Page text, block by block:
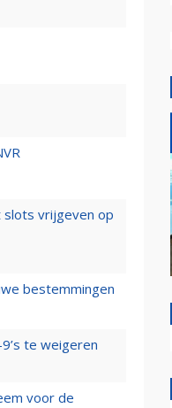
slots vrijgeven op
bestemmingen
te weigeren
voor de